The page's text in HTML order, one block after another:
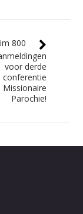
800
voor derde
conferentie
Missionaire
Parochie!